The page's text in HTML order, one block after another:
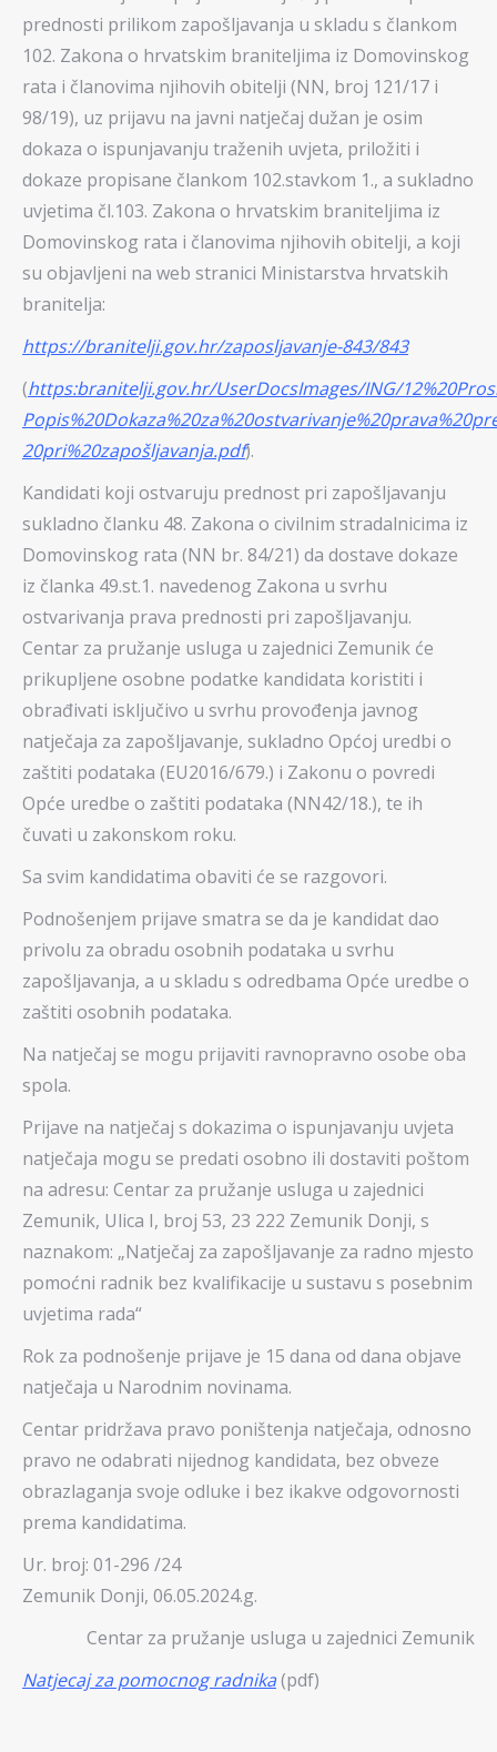
prednosti prilikom zapošljavanja u skladu s člankom
102. Zakona o hrvatskim braniteljima iz Domovinskog
rata i članovima njihovih obitelji (NN, broj 121/17 i
98/19), uz prijavu na javni natječaj dužan je osim
dokaza o ispunjavanju traženih uvjeta, priložiti i
dokaze propisane člankom 102.stavkom 1., a sukladno
uvjetima čl.103. Zakona o hrvatskim braniteljima iz
Domovinskog rata i članovima njihovih obitelji, a koji
su objavljeni na web stranici Ministarstva hrvatskih
branitelja:
https://branitelji.gov.hr/zaposljavanje-843/843
(https:branitelji.gov.hr/UserDocsImages/ING/
20pri%20zapošljavanja.pdf).
Kandidati koji ostvaruju prednost pri zapošljavanju
sukladno članku 48. Zakona o civilnim stradalnicima iz
Domovinskog rata (NN br. 84/21) da dostave dokaze
iz članka 49.st.1. navedenog Zakona u svrhu
ostvarivanja prava prednosti pri zapošljavanju.
Centar za pružanje usluga u zajednici Zemunik će
prikupljene osobne podatke kandidata koristiti i
obrađivati isključivo u svrhu provođenja javnog
natječaja za zapošljavanje, sukladno Općoj uredbi o
zaštiti podataka (EU2016/679.) i Zakonu o povredi
Opće uredbe o zaštiti podataka (NN42/18.), te ih
čuvati u zakonskom roku.
Sa svim kandidatima obaviti će se razgovori.
Podnošenjem prijave smatra se da je kandidat dao
privolu za obradu osobnih podataka u svrhu
zapošljavanja, a u skladu s odredbama Opće uredbe o
zaštiti osobnih podataka.
Na natječaj se mogu prijaviti ravnopravno osobe oba
spola.
Prijave na natječaj s dokazima o ispunjavanju uvjeta
natječaja mogu se predati osobno ili dostaviti poštom
na adresu: Centar za pružanje usluga u zajednici
Zemunik, Ulica I, broj 53, 23 222 Zemunik Donji, s
naznakom: „Natječaj za zapošljavanje za radno mjesto
pomoćni radnik bez kvalifikacije u sustavu s posebnim
uvjetima rada“
Rok za podnošenje prijave je 15 dana od dana objave
natječaja u Narodnim novinama.
Centar pridržava pravo poništenja natječaja, odnosno
pravo ne odabrati nijednog kandidata, bez obveze
obrazlaganja svoje odluke i bez ikakve odgovornosti
prema kandidatima.
Ur. broj: 01-296 /24
Zemunik Donji, 06.05.2024.g.
Centar za pružanje usluga u zajednici Zemunik
Natjecaj za pomocnog radnika(pdf)